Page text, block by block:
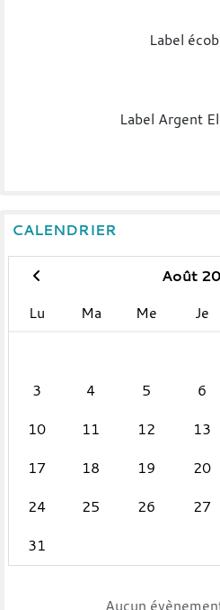
Label
Label Argent
CALENDRIER
Août
Lu
Ma Me Je
3
4 5 6
10
11 12 13
17
18 19 20
24
25 26 27
31
Aucun